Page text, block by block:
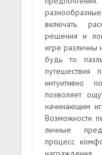
включать
решения и
игре различны
будь то
путешествия
интуитивно
позволяет
начинающим
Возможности
личные
процесс